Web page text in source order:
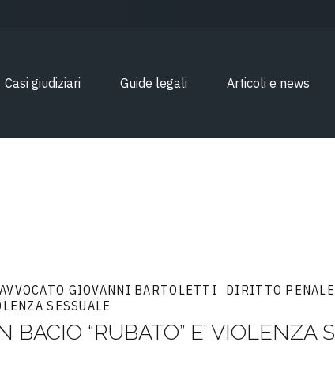
Casi giudiziari Guide legali Articoli e news
AVVOCATO GIOVANNI BARTOLETTI DIRITTO PENALE
SESSUALE
BACIO “RUBATO” E’ VIOLENZA